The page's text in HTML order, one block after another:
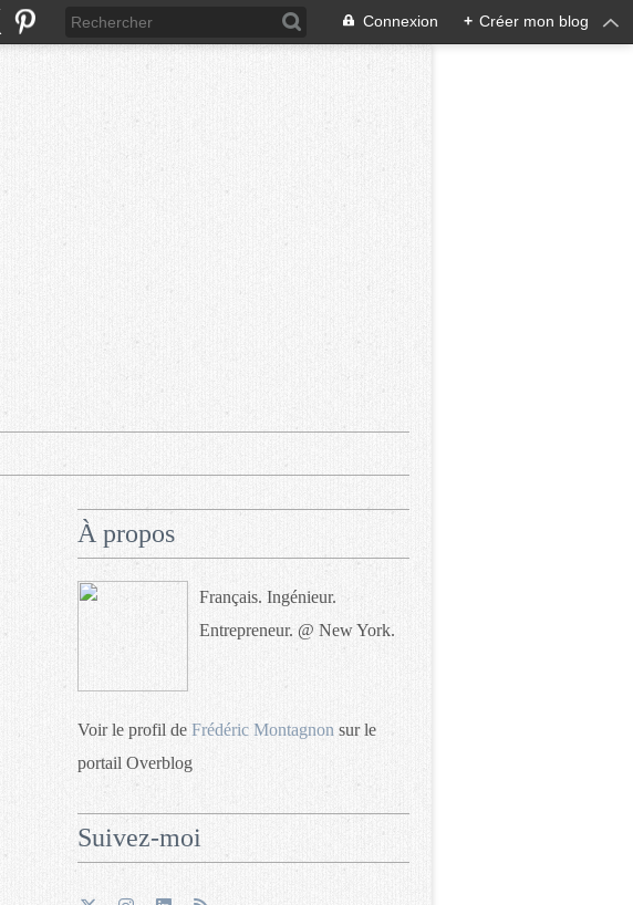
Connexion + Créer mon blog
À propos
Français. Ingénieur.
Entrepreneur. @ New York.
Voir le profil de Frédéric Montagnon sur le
portail Overblog
Suivez-moi